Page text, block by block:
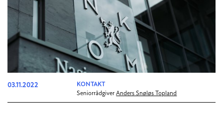
03.11.2022
KONTAKT
Seniorrådgiver Anders Snøløs Topland